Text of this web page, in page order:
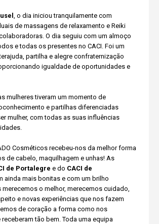
, o dia iniciou tranquilamente com
de massagens de relaxamento e Reiki
O dia seguiu com um almoço
e todas os presentes no CACI. Foi um
partilha e alegre confraternização
igualdade de oportunidades e
mulheres tiveram um momento de
e partilhas diferenciadas
mulher, com todas as suas influências
Cosméticos recebeu-nos da melhor forma
de cabelo, maquilhagem e unhas! As
de Portalegre e do CACI de
ainda mais bonitas e com um brilho
merecemos o melhor, merecemos cuidado,
e novas experiências que nos fazem
de coração a forma como nos
receberam tão bem. Toda uma equipa